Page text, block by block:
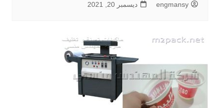
engmansy ديسمبر 20, 2021